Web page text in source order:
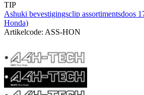
TIP
Ashuki bevestigingsclip assortimentsdoos
Honda)
Artikelcode: ASS-HON